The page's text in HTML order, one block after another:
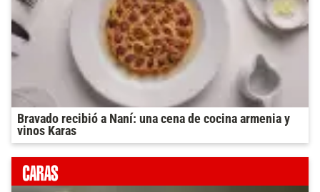
Bravado recibió a Naní: una cena de cocina armenia y
vinos Karas